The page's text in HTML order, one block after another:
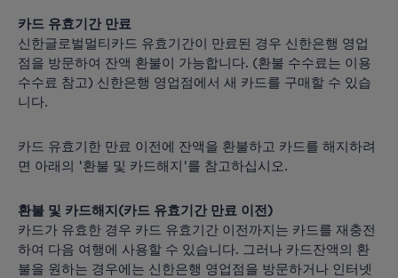
카드 유효기간 만료
신한글로벌멀티카드 유효기간이 만료된 경우 신한은행 영업
점을 방문하여 잔액 환불이 가능합니다. (환불 수수료는 이용
수수료 참고) 신한은행 영업점에서 새 카드를 구매할 수 있습
니다.
카드 유효기한 만료 이전에 잔액을 환불하고 카드를 해지하려
면 아래의 '환불 및 카드해지'를 참고하십시오.
환불 및 카드해지(카드 유효기간 만료 이전)
카드가 유효한 경우 카드 유효기간 이전까지는 카드를 재충전
하여 다음 여행에 사용할 수 있습니다. 그러나 카드잔액의 환
불을 원하는 경우에는 신한은행 영업점을 방문하거나 인터넷